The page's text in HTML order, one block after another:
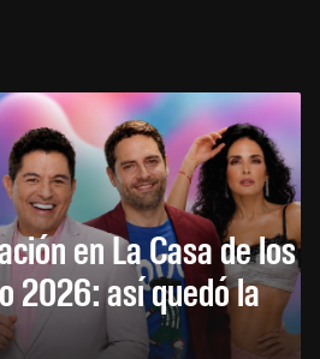
en La Casa de los
2026: así quedó la